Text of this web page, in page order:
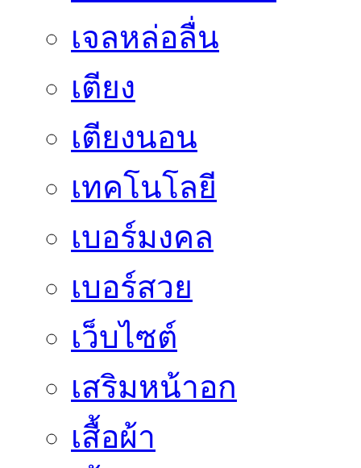
เจลหล่อลื่น
เตียง
เตียงนอน
เทคโนโลยี
เบอร์มงคล
เบอร์สวย
เว็บไซต์
เสริมหน้าอก
เสื้อผ้า